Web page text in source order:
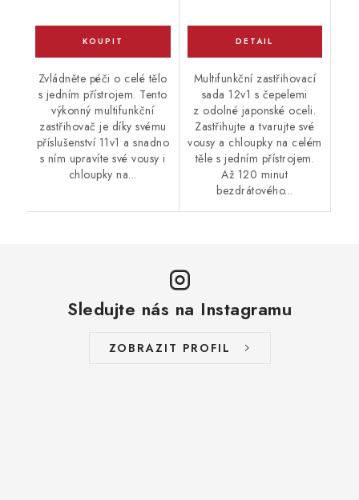
Zvládněte péči o celé tělo
s jedním přístrojem. Tento
výkonný multifunkční
zastřihovač je díky svému
příslušenství 11v1 a snadno
s ním upravíte své vousy i
chloupky na...
Multifunkční zastřihovací
sada 12v1 s čepelemi
z odolné japonské oceli.
Zastřihujte a tvarujte své
vousy a chloupky na celém
těle s jedním přístrojem.
Až 120 minut
bezdrátového...
Sledujte nás na Instagramu
ZOBRAZIT PROFIL